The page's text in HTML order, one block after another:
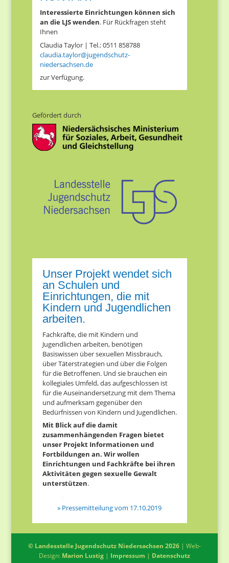
Interessierte Einrichtungen können sich
an die LJS wenden. Für Rückfragen steht
Ihnen
Claudia Taylor​ | Tel.: 0511 858788
claudia.taylor@jugendschutz-
niedersachsen.de
zur Verfügung.
Gefördert durch
Unser Projekt wendet sich
an Schulen und
Einrichtungen, die mit
Kindern und Jugendlichen
arbeiten.
Fachkräfte, die mit Kindern und
Jugendlichen arbeiten, benötigen
Basiswissen über sexuellen Missbrauch,
über Täterstrategien und über die Folgen
für die Betroffenen. Und sie brauchen ein
kollegiales Umfeld, das aufgeschlossen ist
für die Auseinandersetzung mit dem Thema
und aufmerksam gegenüber den
Bedürfnissen von Kindern und Jugendlichen.
Mit Blick auf die damit
zusammenhängenden Fragen bietet
unser Projekt Informationen und
Fortbildungen an. Wir wollen
Einrichtungen und Fachkräfte bei ihren
Aktivitäten gegen sexuelle Gewalt
unterstützen.
» Pressemitteilung vom 17.10.2019
© Landesstelle Jugendschutz Niedersachsen 2026| Web-
Design: Marion Lustig| Impressum | Datenschutz